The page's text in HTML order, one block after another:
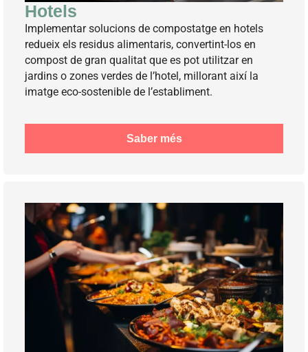
Hotels
Implementar solucions de compostatge en hotels
redueix els residus alimentaris, convertint-los en
compost de gran qualitat que es pot utilitzar en
jardins o zones verdes de l’hotel, millorant així la
imatge eco-sostenible de l’establiment.
Saber més